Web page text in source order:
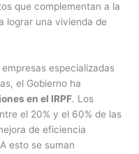
que complementan a la
lograr una vivienda de
especializadas
el Gobierno ha
en el IRPF. Los
el 20% y el 60% de las
de eficiencia
esto se suman